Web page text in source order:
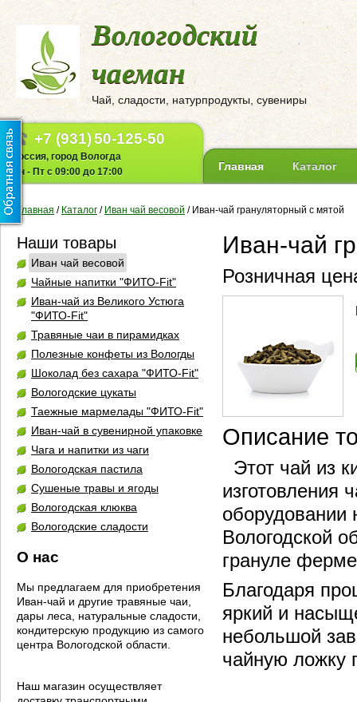
Вологодский
чаеман
Чай, сладости, натурпродукты, сувениры
+7 (931)50-125-50
Россия, город Вологда
Пн - Пт с 09:00 до 17:00
Главная Каталог
Главная / Каталог / Иван чай весовой / Иван-чай грануляторный с мятой
Наши товары
Иван чай весовой
Чайные напитки "ФИТО-Fit"
Иван-чай из Великого Устюга
"ФИТО-Fit"
Травяные чаи в пирамидках
Полезные конфеты из Вологды
Шоколад без сахара "ФИТО-Fit"
Вологодские цукаты
Таежные мармелады "ФИТО-Fit"
Иван-чай в сувенирной упаковке
Чага и напитки из чаги
Вологодская пастила
Сушеные травы и ягоды
Вологодская клюква
Вологодские сладости
О нас
Мы предлагаем для приобретения
Иван-чай и другие травяные чаи,
дары леса, натуральные сладости,
кондитерскую продукцию из самого
центра Вологодской области.
Наш магазин осуществляет
Иван-чай
Розничная
Описание
Этот чай из
изготовления
оборудовании
Вологодской
грануле
Благодаря
яркий и
небольшой
чайную ложку